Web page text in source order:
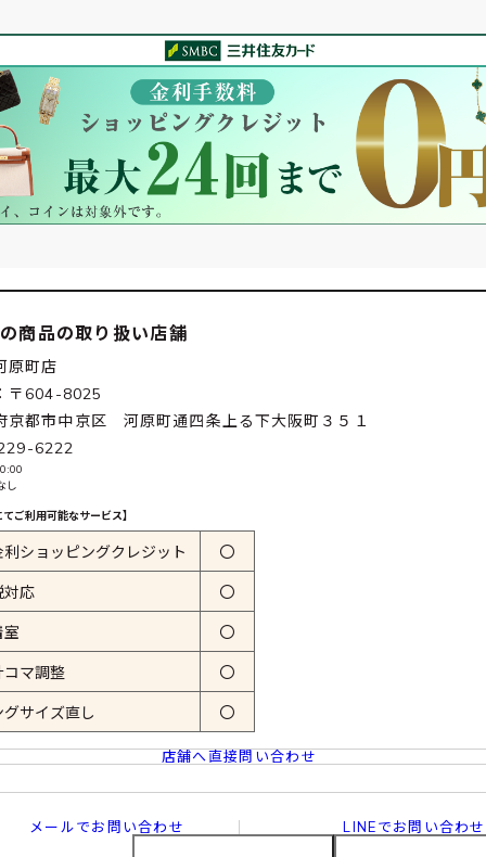
商品の取り扱い店舗
原町店
〒604-8025
京都市中京区 河原町通四条上る下大阪町３５１
6222
し
ご利用可能なサービス】
利ショッピングクレジット 〇
対応 〇
室 〇
コマ調整 〇
グサイズ直し 〇
店舗へ直接問い合わせ
メールでお問い合わせ LINEでお問い合わせ